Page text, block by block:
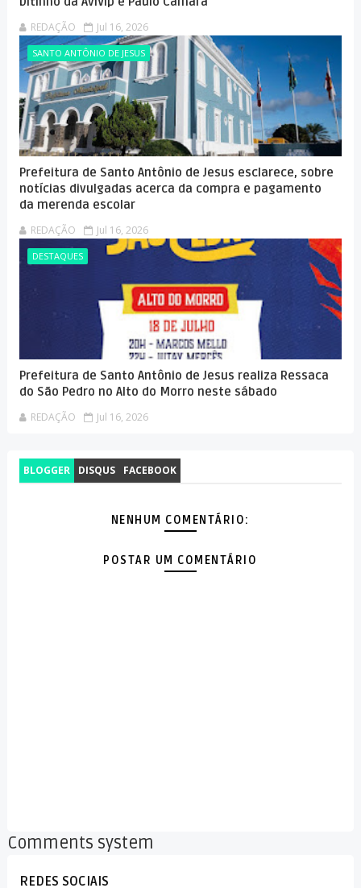
REDAÇÃO Jul 16, 2026
SANTO ANTÔNIO DE JESUS
Prefeitura de Santo Antônio de Jesus esclarece, sobre
notícias divulgadas acerca da compra e pagamento
da merenda escolar
REDAÇÃO Jul 16, 2026
DESTAQUES
Prefeitura de Santo Antônio de Jesus realiza Ressaca
do São Pedro no Alto do Morro neste sábado
REDAÇÃO Jul 16, 2026
BLOGGER DISQUS FACEBOOK
NENHUM COMENTÁRIO:
POSTAR UM COMENTÁRIO
Comments system
REDES SOCIAIS